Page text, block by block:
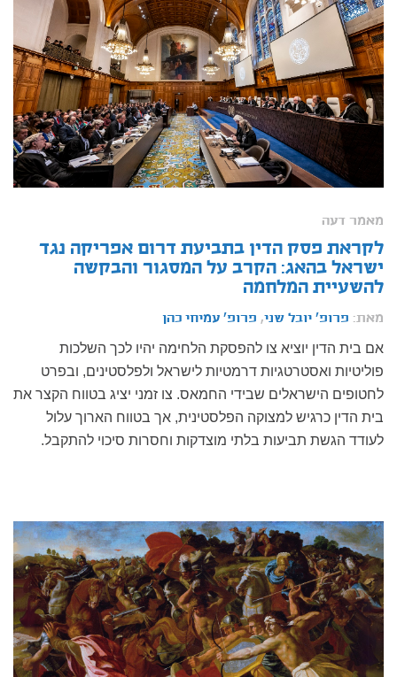
מאמר דעה
לקראת פסק הדין בתביעת דרום אפריקה נגד
ישראל בהאג: הקרב על המסגור והבקשה
להשעיית המלחמה
מאת: פרופ' יובל שני, פרופ' עמיחי כהן
אם בית הדין יוציא צו להפסקת הלחימה יהיו לכך השלכות
פוליטיות ואסטרטגיות דרמטיות לישראל ולפלסטינים, ובפרט
לחטופים הישראלים שבידי החמאס. צו זמני יציג בטווח הקצר את
בית הדין כרגיש למצוקה הפלסטינית, אך בטווח הארוך עלול
לעודד הגשת תביעות בלתי מוצדקות וחסרות סיכוי להתקבל.